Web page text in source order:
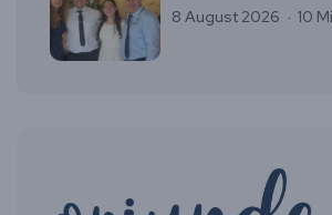
8 August 2026 10